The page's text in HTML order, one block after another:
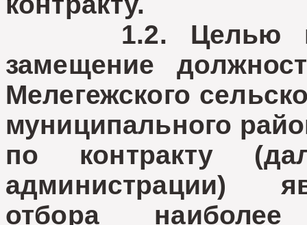
1.2. Целью
замещение
Мелегежского
муниципального
по контракту
администрации)
отбора